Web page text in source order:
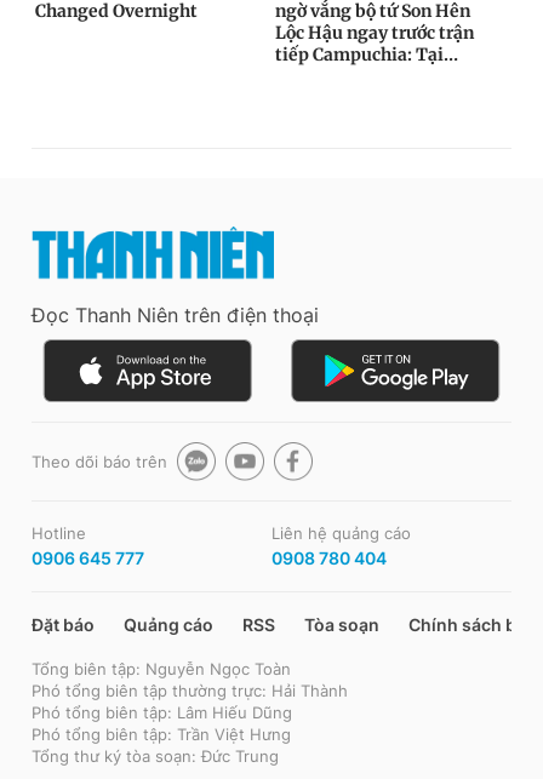
Đọc Thanh Niên trên điện thoại
Theo dõi báo trên
Hotline
0906 645 777
Liên hệ quảng cáo
0908 780 404
Đặt báo Quảng cáo RSS Tòa soạn Chính sách bảo
Tổng biên tập: Nguyễn Ngọc Toàn
Phó tổng biên tập thường trực: Hải Thành
Phó tổng biên tập: Lâm Hiếu Dũng
Phó tổng biên tập: Trần Việt Hưng
Tổng thư ký tòa soạn: Đức Trung